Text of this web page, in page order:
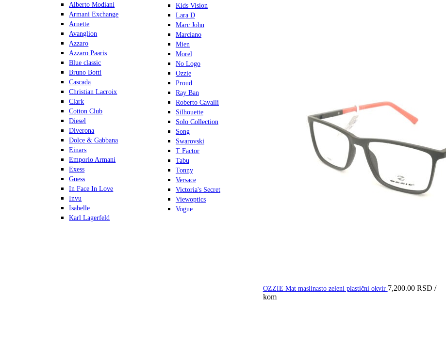
Alberto Modiani
Armani Exchange
Arnette
Avanglion
Azzaro
Azzaro Paaris
Blue classic
Bruno Botti
Cascada
Christian Lacroix
Clark
Cotton Club
Diesel
Diverona
Dolce & Gabbana
Einars
Emporio Armani
Exess
Guess
In Face In Love
Invu
Isabelle
Karl Lagerfeld
Kids Vision
Lara D
Marc John
Marciano
Mien
Morel
No Logo
Ozzie
Proud
Ray Ban
Roberto Cavalli
Silhouette
Solo Collection
Song
Swarovski
T Factor
Tabu
Tonny
Versace
Victoria's Secret
Viewoptics
Vogue
OZZIE Mat maslinasto zeleni plastični okvir 7,200.00 RSD /
kom